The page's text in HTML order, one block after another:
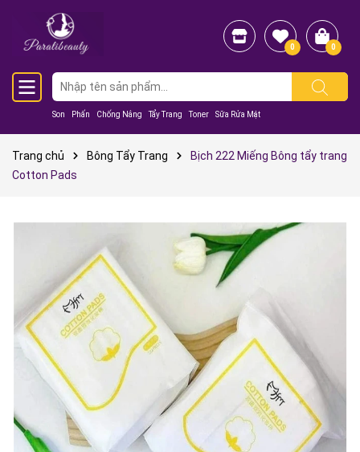
Son Phấn Chống Nắng Tẩy Trang Toner Sữa Rửa Mặt
0 0
Trang chủ Bông Tẩy Trang
Bịch 222 Miếng Bông tẩy trang
Cotton Pads